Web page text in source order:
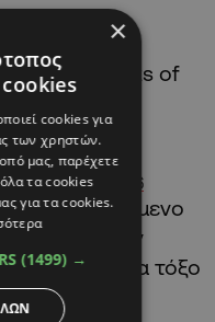
for parts of
Sarangani
June 8, 2026
φαινόμενο
στον
ένα τόξο
που
×
cookies
cookies για
των χρηστών.
μας, παρέχετε
τα cookies
για τα cookies.
(1499) →